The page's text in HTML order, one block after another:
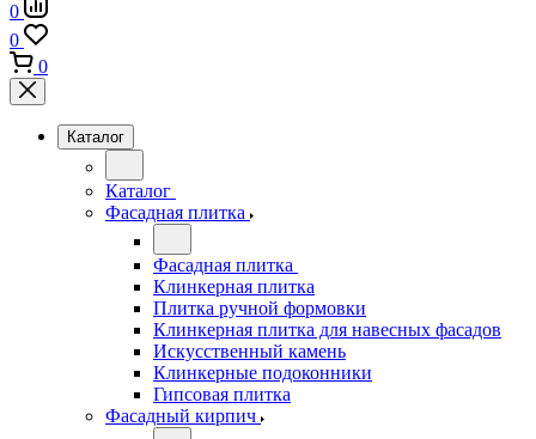
0
0
0
Каталог
Каталог
Фасадная плитка
Фасадная плитка
Клинкерная плитка
Плитка ручной формовки
Клинкерная плитка для навесных фасадов
Искусственный камень
Клинкерные подоконники
Гипсовая плитка
Фасадный кирпич